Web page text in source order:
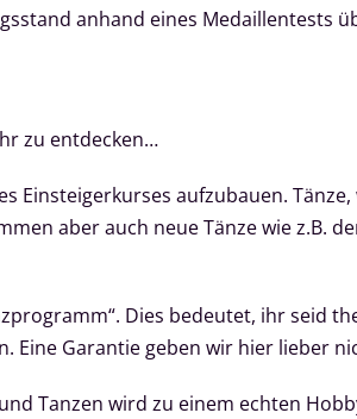
anhand eines Medaillentests
zu entdecken…
Einsteigerkurses aufzubauen.
aber auch neue Tänze wie z.B.
Dies bedeutet, ihr seid
Eine Garantie geben wir hier lieber
Tanzen wird zu einem echten